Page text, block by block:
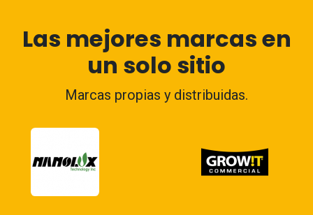
Las mejores marcas en
un solo sitio
Marcas propias y distribuidas.